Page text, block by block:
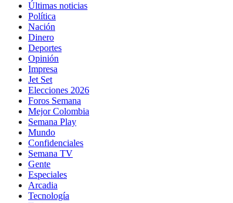
Últimas noticias
Política
Nación
Dinero
Deportes
Opinión
Impresa
Jet Set
Elecciones 2026
Foros Semana
Mejor Colombia
Semana Play
Mundo
Confidenciales
Semana TV
Gente
Especiales
Arcadia
Tecnología